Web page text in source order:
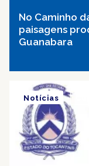
No Caminho
paisagens
Guanabara
Notícias